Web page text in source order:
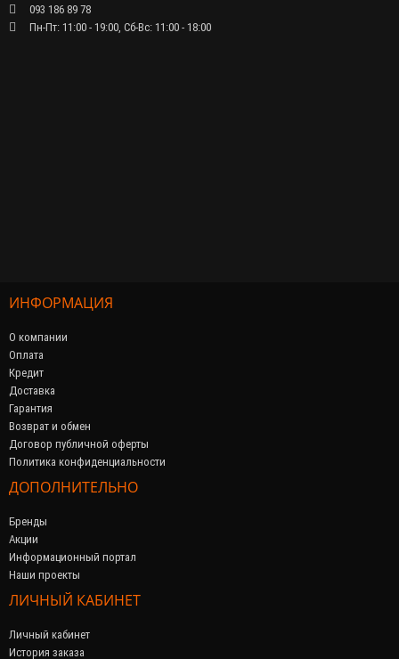
093 186 89 78
Пн-Пт: 11:00 - 19:00, Сб-Вс: 11:00 - 18:00
ИНФОРМАЦИЯ
О компании
Оплата
Кредит
Доставка
Гарантия
Возврат и обмен
Договор публичной оферты
Политика конфиденциальности
ДОПОЛНИТЕЛЬНО
Бренды
Акции
Информационный портал
Наши проекты
ЛИЧНЫЙ КАБИНЕТ
Личный кабинет
История заказа